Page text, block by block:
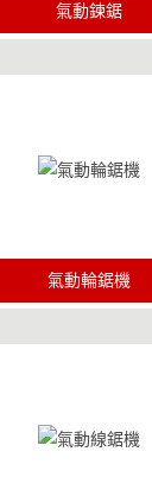
氣動鍊鋸
氣動輪鋸機